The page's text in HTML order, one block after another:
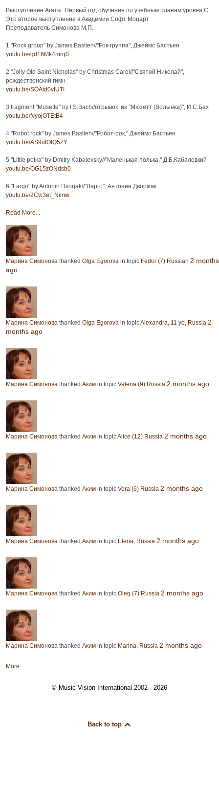
Выступление Агаты. Первый год обучения по учебным планам уровня С.
Это второе выступление в Академии Софт Моцарт
Преподаватель Симонова М.П.
1 "Rock group" by James Bastien//"Рок-группа", Джеймс Бастьен
youtu.be/gd16Mk4mrq0
2 "Jolly Old Saint Nicholas" by Christmas Carol//"Святой Николай",
рождественский гимн
youtu.be/SOAid0vtUTI
3 fragment "Musette" by I.S.Bach//отрывок из "Мюзетт (Волынка)", И.С.Бах
youtu.be/fvyojOTEtB4
4 "Robot rock" by James Bastien//"Робот-рок," Джеймс Бастьен
youtu.be/AS9ulOIQ5ZY
5 "Little polka" by Dmitry Kabalevsky//"Маленькая полька," Д.Б.Кабалевкий
youtu.be/OG15zONdsb0
6 "Largo" by Antonin Dvorjak//"Ларго", Антонин Дворжак
youtu.be/2Cw3et_Nimw
Read More...
Марина Симонова thanked Olga Egorova in topic Fedor (7) Russian 2 months
ago
Марина Симонова thanked Olga Egorova in topicAlexandra, 11 yo, Russia 2
months ago
Марина Симонова thanked Аким in topic Valeria (9) Russia 2 months ago
Марина Симонова thanked Аким in topicAlice (12) Russia 2 months ago
Марина Симонова thanked Аким in topic Vera (6) Russia 2 months ago
Марина Симонова thanked Аким in topic Elena, Russia 2 months ago
Марина Симонова thanked Аким in topic Oleg (7) Russia 2 months ago
Марина Симонова thanked Аким in topic Marina, Russia 2 months ago
More
© Music Vision International 2002 - 2026
Back to top